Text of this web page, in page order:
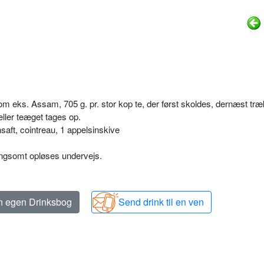
eks. Assam, 705 g. pr. stor kop te, der først skoldes, dernæst
teæget tages op.
cointreau, 1 appelsinskive
opløses undervejs.
egen Drinksbog Send drink til en ven